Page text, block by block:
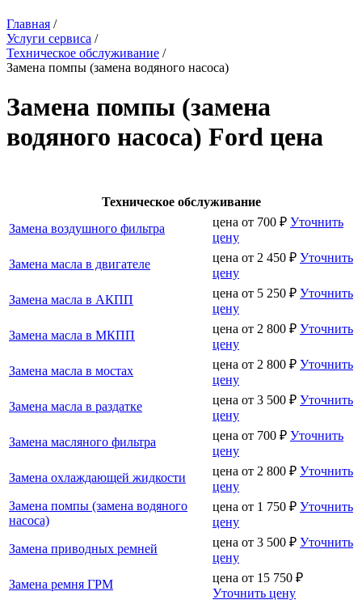
Главная /
Услуги сервиса /
Техническое обслуживание /
Замена помпы (замена водяного насоса)
Замена помпы (замена
водяного насоса) Ford цена
Техническое обслуживание
Замена воздушного фильтра
цена от 700 ₽ Уточнить
цену
Замена масла в двигателе
цена от 2 450 ₽ Уточнить
цену
Замена масла в АКПП
цена от 5 250 ₽ Уточнить
цену
Замена масла в МКПП
цена от 2 800 ₽ Уточнить
цену
Замена масла в мостах
цена от 2 800 ₽ Уточнить
цену
Замена масла в раздатке
цена от 3 500 ₽ Уточнить
цену
Замена масляного фильтра
цена от 700 ₽ Уточнить
цену
Замена охлаждающей жидкости
цена от 2 800 ₽ Уточнить
цену
Замена помпы (замена водяного
насоса)
цена от 1 750 ₽ Уточнить
цену
Замена приводных ремней
цена от 3 500 ₽ Уточнить
цену
Замена ремня ГРМ
цена от 15 750 ₽
Уточнить цену